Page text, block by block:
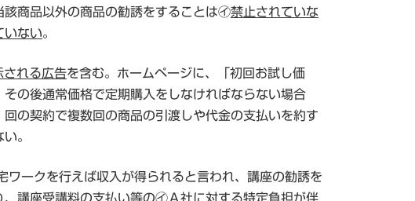
商品以外の商品の勧誘をすることは㋑禁止されていな
いない。
れる広告を含む。ホームページに、「初回お試し価
の後通常価格で定期購入をしなければならない場合
の契約で複数回の商品の引渡しや代金の支払いを約す
。
ークを行えば収入が得られると言われ、講座の勧誘を
、講座受講料の支払い等の㋑Ａ社に対する特定負担が伴